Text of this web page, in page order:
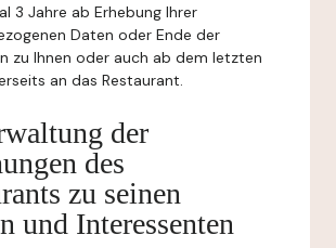
3 Jahre ab Erhebung Ihrer
Daten oder Ende der
zu Ihnen oder auch ab dem letzten
an das Restaurant.
der
des
zu seinen
und Interessenten